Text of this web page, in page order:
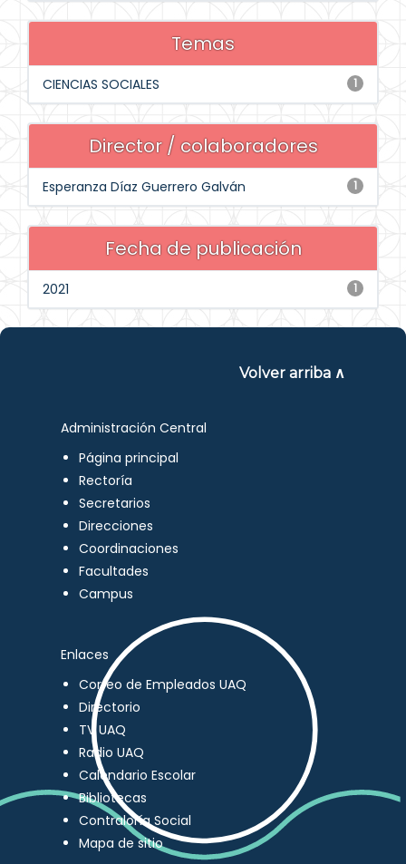
Temas
1
CIENCIAS SOCIALES
Director / colaboradores
1
Esperanza Díaz Guerrero Galván
Fecha de publicación
1
2021
Volver arriba ∧
Administración Central
Página principal
Rectoría
Secretarios
Direcciones
Coordinaciones
Facultades
Campus
Enlaces
Correo de Empleados UAQ
Directorio
TV UAQ
Radio UAQ
Calendario Escolar
Bibliotecas
Contraloría Social
Mapa de sitio